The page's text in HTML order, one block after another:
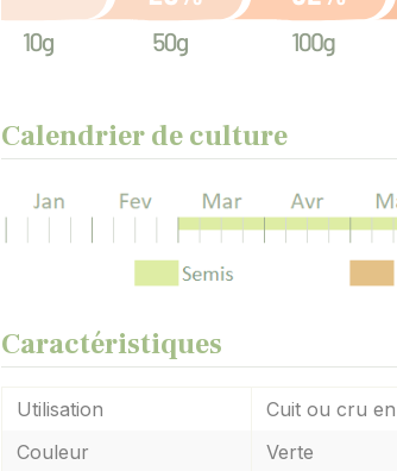
Calendrier de culture
Caractéristiques
Utilisation
Cuit ou cru
Couleur
Verte